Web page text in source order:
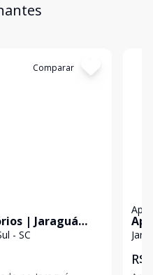
Comparar
| Jaraguá
- SC
R$